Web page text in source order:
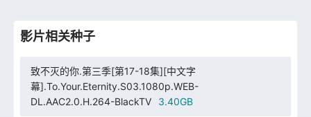
影片相关种子
致不灭的你.第三季[第17-18集][中文字
幕].To.Your.Eternity.S03.1080p.WEB-
DL.AAC2.0.H.264-BlackTV
3.40GB